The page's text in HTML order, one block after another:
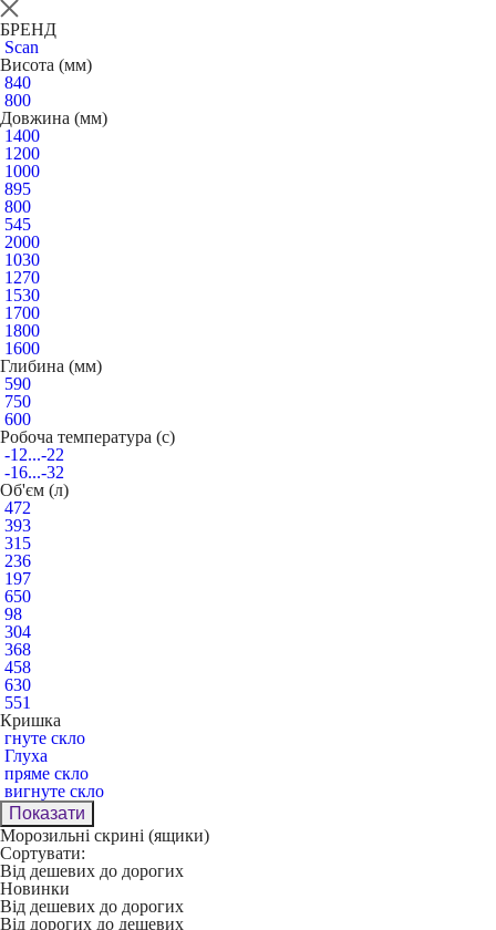
БРЕНД
Scan
Висота (мм)
840
800
Довжина (мм)
1400
1200
1000
895
800
545
2000
1030
1270
1530
1700
1800
1600
Глибина (мм)
590
750
600
Робоча температура (c)
-12...-22
-16...-32
Об'єм (л)
472
393
315
236
197
650
98
304
368
458
630
551
Кришка
гнуте скло
Глуха
пряме скло
вигнуте скло
Показати
Морозильні скрині (ящики)
Сортувати:
Від дешевих до дорогих
Новинки
Від дешевих до дорогих
Від дорогих до дешевих